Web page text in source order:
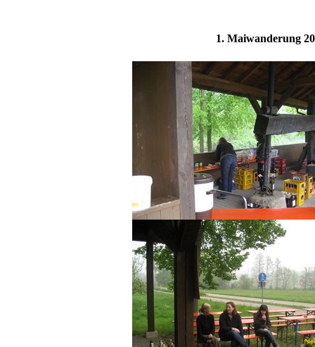
1. Maiwanderung